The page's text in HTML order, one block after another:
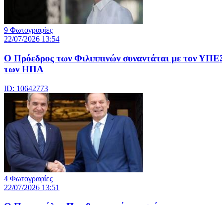
9 Φωτογραφίες
22/07/2026 13:54
Ο Πρόεδρος των Φιλιππινών συναντάται με τον
των ΗΠΑ
ID: 10642773
4 Φωτογραφίες
22/07/2026 13:51